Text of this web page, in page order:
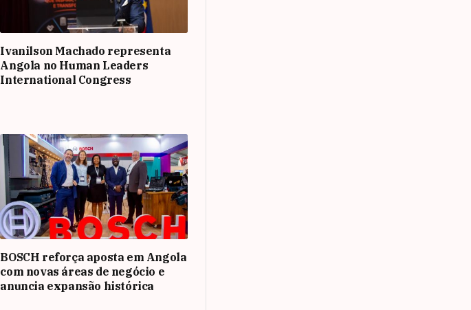
Ivanilson Machado representa
Angola no Human Leaders
International Congress
BOSCH reforça aposta em Angola
com novas áreas de negócio e
anuncia expansão histórica